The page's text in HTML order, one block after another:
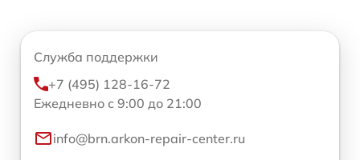
Служба поддержки
+7 (495) 128-16-72
Ежедневно с 9:00 до 21:00
info@brn.arkon-repair-center.ru